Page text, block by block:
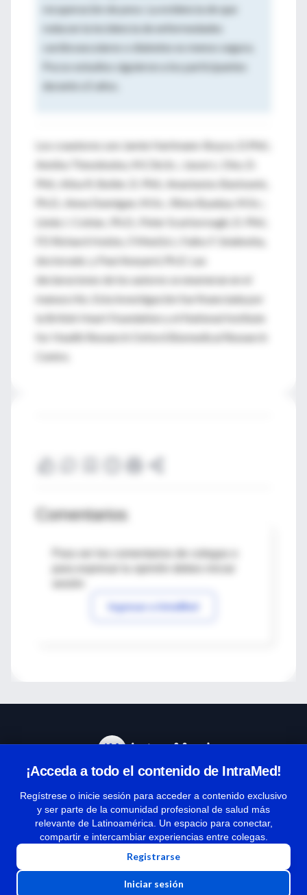
recuperación de peso. La evidencia de que
reducen la incidencia de enfermedades
cardiovasculares o diabetes es menos segura.
Pocos estudios siguieron a los participantes
durante ≥5 años.
Los coautores son Jamie Hartmann-Boyce, D.Phil.;
Annika Theodoulou, M.Clin.Sc.; Jason L. Oke, D.
Phil.; Ailsa R. Butler, D. Phil.; Anastasios Bastounis,
Ph.D.; Anna Dunnigan, M.Sc.; Rimu Byadya, M.Sc.;
Linda J. Cobiac, Ph.D.; Peter Scarborough, D. Phil.;
FD Richard Hobbs, F.Med.Sci.; Falko F. Sniehotta,
doctorado; y Paul Aveyard, Ph.D. Las
declaraciones de los autores se enumeran en el
manuscrito. Esta investigación fue financiada por
la British Heart Foundation y el National Institute
for Health Research Oxford Biomedical Research
Centre.
Comentarios
Para ver los comentarios de colegas o
Ingresar a IntraMed
¡Acceda a todo el contenido de IntraMed!
Regístrese o inicie sesión para acceder a contenido exclusivo
y ser parte de la comunidad profesional de salud más
relevante de Latinoamérica. Un espacio para conectar,
compartir e intercambiar experiencias entre colegas.
Registrarse
Iniciar sesión
Términos y condiciones
| Políticas de privacidad
| Todos los derechos reservados | Copyright 1997-2026